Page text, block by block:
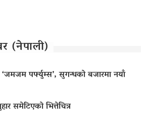
(नेपाली)
पर्फ्युम्स’, सुगन्धको बजारमा नयाँ
समेटिएको भित्तेचित्र